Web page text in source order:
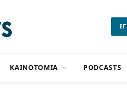
ΚΑΙΝΟΤΟΜΙΑ PODCASTS